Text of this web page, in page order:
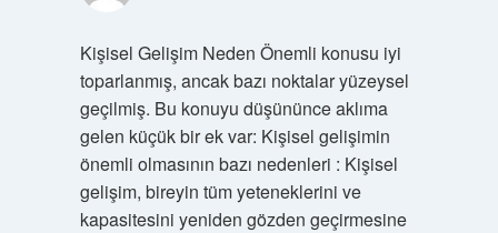
Kişisel Gelişim Neden Önemli konusu iyi
toparlanmış, ancak bazı noktalar yüzeysel
geçilmiş. Bu konuyu düşününce aklıma
gelen küçük bir ek var: Kişisel gelişimin
önemli olmasının bazı nedenleri : Kişisel
gelişim, bireyin tüm yeteneklerini ve
kapasitesini yeniden gözden geçirmesine